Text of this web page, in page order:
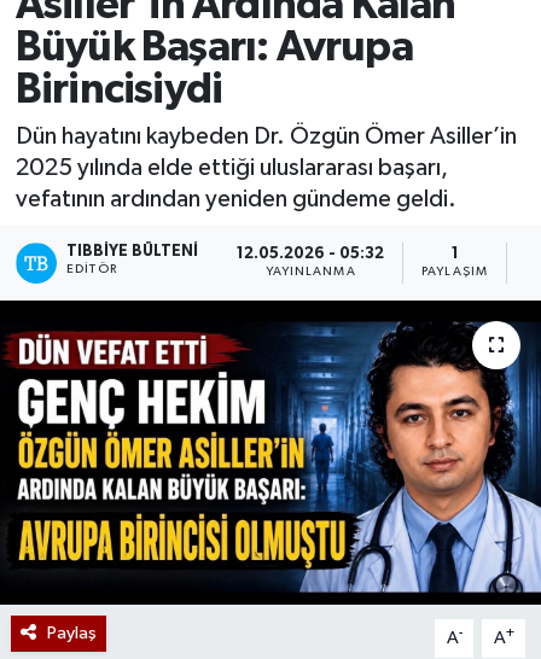
Büyük Başarı: Avrupa
Birincisiydi
Dün hayatını kaybeden Dr. Özgün Ömer Asiller’in
2025 yılında elde ettiği uluslararası başarı,
vefatının ardından yeniden gündeme geldi.
TIBBIYE BÜLTENI
EDITÖR
12.05.2026 - 05:32
YAYINLANMA PAYLAŞIM
Paylaş A- A+
Yazarlar